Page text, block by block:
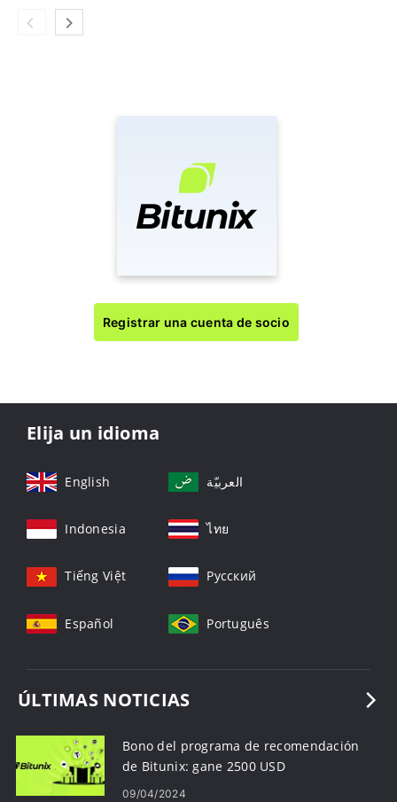
Registrar una cuenta de socio
Elija un idioma
English العربيّة
Indonesia ไทย
Tiếng Việt Русский
Español Português
ÚLTIMAS NOTICIAS
Bono del programa de recomendación
de Bitunix: gane 2500 USD
09/04/2024